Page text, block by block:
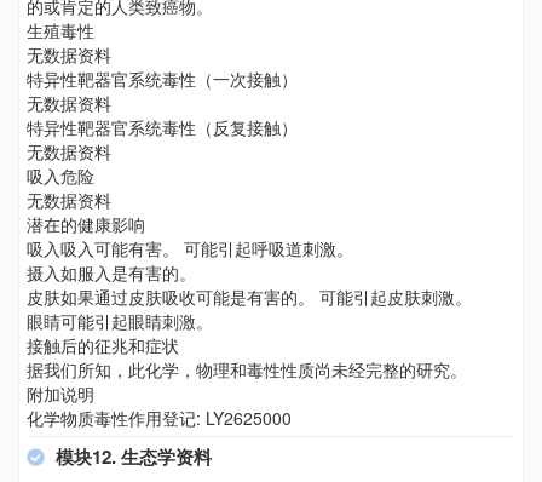
的或肯定的人类致癌物。
生殖毒性
无数据资料
特异性靶器官系统毒性（一次接触）
无数据资料
特异性靶器官系统毒性（反复接触）
无数据资料
吸入危险
无数据资料
潜在的健康影响
吸入吸入可能有害。 可能引起呼吸道刺激。
摄入如服入是有害的。
皮肤如果通过皮肤吸收可能是有害的。 可能引起皮肤刺激。
眼睛可能引起眼睛刺激。
接触后的征兆和症状
据我们所知，此化学，物理和毒性性质尚未经完整的研究。
附加说明
化学物质毒性作用登记: LY2625000
模块12. 生态学资料